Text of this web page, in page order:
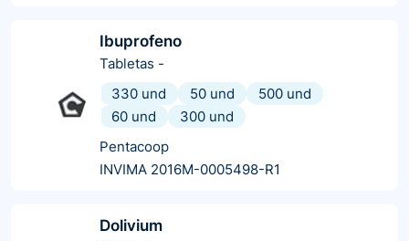
Ibuprofeno
Tabletas -
330 und
50 und
500 und
60 und
300 und
Pentacoop
INVIMA 2016M-0005498-R1
Dolivium